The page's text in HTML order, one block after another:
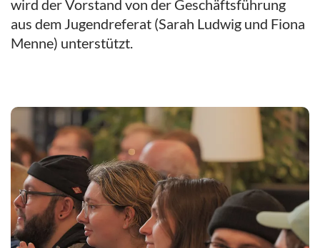
wird der Vorstand von der Geschäftsführung
aus dem Jugendreferat (Sarah Ludwig und Fiona
Menne) unterstützt.